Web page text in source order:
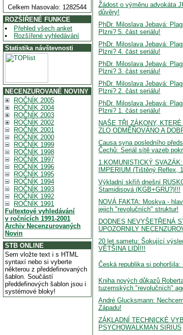
Celkem hlasovalo: 1282544
ROZŠÍŘENÉ FUNKCE
Přehled všech anket
Rozšířené vyhledávání
Statistika návštevnosti
NECENZUROVANÉ NOVINY
ROČNÍK 2005
ROČNÍK 2004
ROČNÍK 2003
ROČNÍK 2002
ROČNÍK 2001
ROČNÍK 2000
ROČNÍK 1999
ROČNÍK 1998
ROČNÍK 1997
ROČNÍK 1996
ROČNÍK 1995
ROČNÍK 1994
ROČNÍK 1993
ROČNÍK 1992
ROČNÍK 1991
Fultextové vyhledávání
v ročnících 1991-2001
Archiv Necenzurovaných
Novin
STB ONLINE
Sem vložte text i s HTML
syntaxí nebo si vyberte
některou z předdefinovaných
šablon. Součástí
předdefinových šablon jsou i
systémové bloky!
Žádost o výměnu advokáta
důvěry!
PhDr. Miloslava Jebavá:
Plzni? 5. část seriálu!
PhDr. Miloslava Jebavá:
Plzni? 4. část seriálu!
PhDr. Miloslava Jebavá:
Plzni? 3. část seriálu!
PhDr. Miloslava Jebavá:
Plzni? 2. část seriálu!
PhDr. Miloslava Jebavá:
Plzni? 1. část seriálu!
NAŠE TŘI ZÁKONY,
ZLO ODMĚŇOVÁNO A
Causa syna posledního
Čechů: Seriál sítě vazeb
1.KOMUNISTICKÝ
IMPERIUM (Tištěný Reflex,
Výkladní skříň dnešní
Stamidisová (KGB+GRU?)!!!
NOVÁ FAKTA: Moskva -
jejich "revolučních" struktur!
DODNES NEVYŠETŘENÁ
UPOZORNILY
20 let sametu: Šokující
VĚTŠINA LIDÍ!!!
Česká republika si
Kniha nových důkazů
tuzemských "revolučních"
André Glucksmann:
Západu!
ZÁKLADNÍ TECHNICKÉ
PSYCHOWALKMAN SIRIUS